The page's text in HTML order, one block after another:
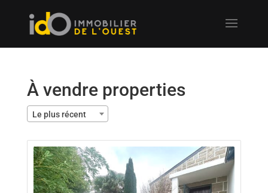
À vendre properties
Le plus récent